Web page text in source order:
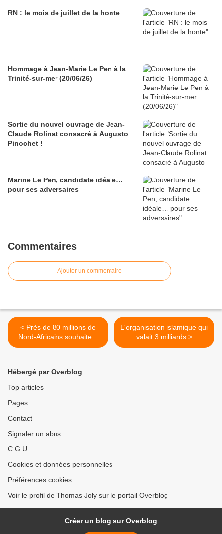
RN : le mois de juillet de la honte
Hommage à Jean-Marie Le Pen à la
Trinité-sur-mer (20/06/26)
Sortie du nouvel ouvrage de Jean-
Claude Rolinat consacré à Augusto
Pinochet !
Marine Le Pen, candidate idéale…
pour ses adversaires
Commentaires
Ajouter un commentaire
< Près de 80 millions de
Nord-Africains souhaitent
émigrer, dont 15 millions
L'organisation islamique qui
valait 3 milliards >
Hébergé par Overblog
Top articles
Pages
Contact
Signaler un abus
C.G.U.
Cookies et données personnelles
Préférences cookies
Voir le profil de Thomas Joly sur le portail Overblog
Créer un blog sur Overblog